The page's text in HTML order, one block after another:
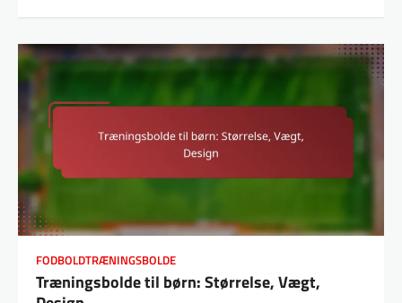
FODBOLDTRÆNINGSBOLDE
Træningsbolde til børn: Størrelse, Vægt,